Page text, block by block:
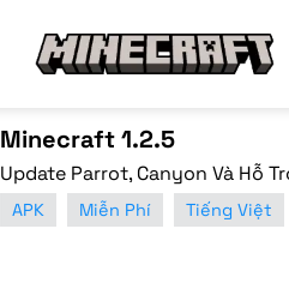
Minecraft 1.2.5
Update Parrot, Canyon Và Hỗ
APK Miễn Phí Tiếng Việt